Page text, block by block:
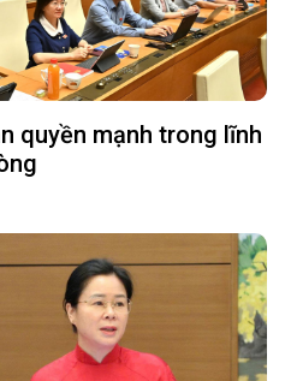
quyền mạnh trong lĩnh